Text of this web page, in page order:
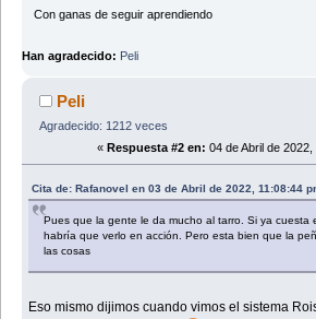
Con ganas de seguir aprendiendo
Han agradecido: Peli
Peli
Agradecido: 1212 veces
« Respuesta #2 en: 04 de Abril de
Cita de: Rafanovel en 03 de Abril de 2022, 11:08:44
Pues que la gente le da mucho al tarro. Si ya cuesta
habría que verlo en acción. Pero esta bien que la
las cosas
Eso mismo dijimos cuando vimos el sistema